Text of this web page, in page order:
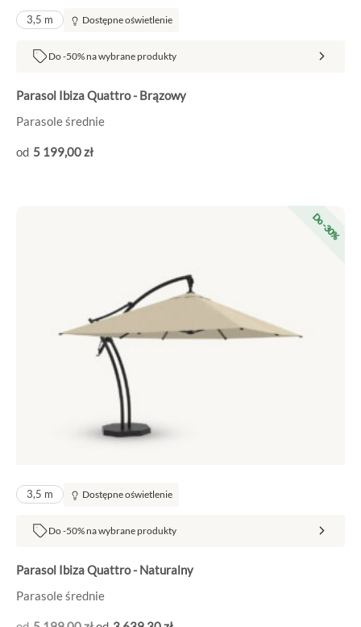
3,5 m Dostępne oświetlenie
Do -50% na wybrane produkty
Parasol Ibiza Quattro - Brązowy
Parasole średnie
5 199,00zł
Do -30%
3,5 m Dostępne oświetlenie
Do -50% na wybrane produkty
Parasol Ibiza Quattro - Naturalny
Parasole średnie